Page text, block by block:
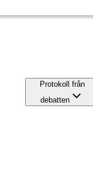
Protokoll från
debatten